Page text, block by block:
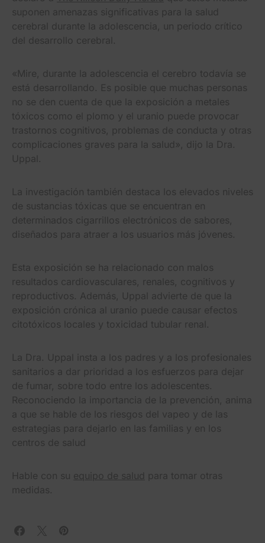
suponen amenazas significativas para la salud
cerebral durante la adolescencia, un periodo crítico
del desarrollo cerebral.
«Mire, durante la adolescencia el cerebro todavía se
está desarrollando. Es posible que muchas personas
no se den cuenta de que la exposición a metales
tóxicos como el plomo y el uranio puede provocar
trastornos cognitivos, problemas de conducta y otras
complicaciones graves para la salud», dijo la Dra.
Uppal.
La investigación también destaca los elevados niveles
de sustancias tóxicas que se encuentran en
determinados cigarrillos electrónicos de sabores,
diseñados para atraer a los usuarios más jóvenes.
Esta exposición se ha relacionado con malos
resultados cardiovasculares, renales, cognitivos y
reproductivos. Además, Uppal advierte de que la
exposición crónica al uranio puede causar efectos
citotóxicos locales y toxicidad tubular renal.
La Dra. Uppal insta a los padres y a los profesionales
sanitarios a dar prioridad a los esfuerzos para dejar
de fumar, sobre todo entre los adolescentes.
Reconociendo la importancia de la prevención, anima
a que se hable de los riesgos del vapeo y de las
estrategias para dejarlo en las familias y en los
centros de salud
Hable con su equipo de salud para tomar otras
medidas.